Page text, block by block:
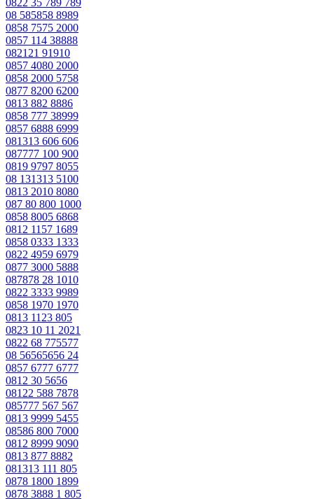
08 585858 8989
0858 7575 2000
0857 114 38888
082121 91910
0857 4080 2000
0858 2000 5758
0877 8200 6200
0813 882 8886
0858 777 38999
0857 6888 6999
081313 606 606
087777 100 900
0819 9797 8055
08 131313 5100
0813 2010 8080
087 80 800 1000
0858 8005 6868
0812 1157 1689
0858 0333 1333
0822 4959 6979
0877 3000 5888
087878 28 1010
0822 3333 9989
0858 1970 1970
0813 1123 805
0823 10 11 2021
0822 68 775577
08 56565656 24
0857 6777 6777
0812 30 5656
08122 588 7878
085777 567 567
0813 9999 5455
08586 800 7000
0812 8999 9090
0813 877 8882
081313 111 805
0878 1800 1899
0878 3888 1 805